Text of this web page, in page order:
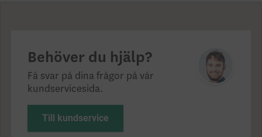
Behöver du hjälp?
Få svar på dina frågor på vår
kundservicesida.
Till kundservice